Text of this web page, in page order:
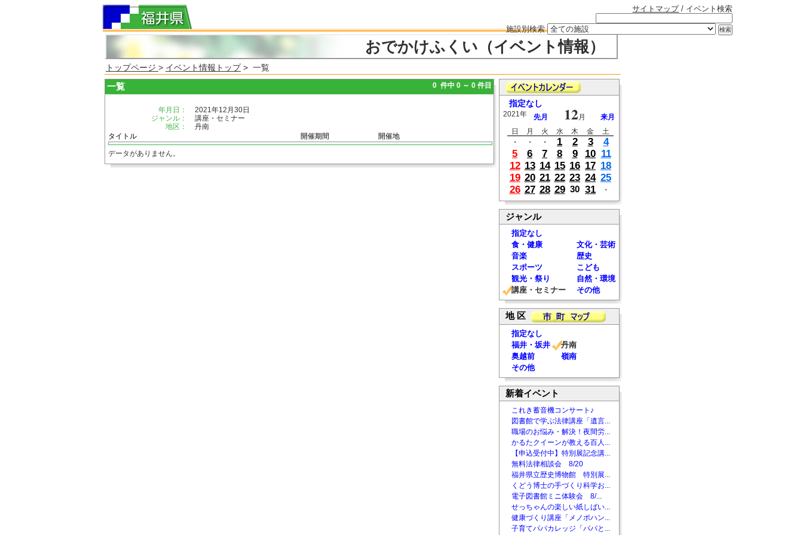
サイトマップ/ イベント検索
施設別検索
おでかけふくい（イベント情報）
トップページ > イベント情報トップ> 一覧
一覧 0 件中 0 ～ 0 件目
年月日：
2021年12月30日
ジャンル：
講座・セミナー
地区：
丹南
タイトル
開催期間 開催地
データがありません。
指定なし
2021年 先月 12月
来月
日
月 火 水 木 金
土
・
・ ・ 1 2 3
4
5
6 7 8 9 10 11
12 13 14 15 16 17 18
19 20 21 22 23 24 25
26 27 28 29 30 31 ・
ジャンル
指定なし
食・健康
文化・芸術
音楽
歴史
スポーツ
こども
観光・祭り
自然・環境
講座・セミナー
その他
地 区
指定なし
福井・坂井
丹南
奥越前
嶺南
その他
新着イベント
これき蓄音機コンサート♪
図書館で学ぶ法律講座「遺言...
職場のお悩み・解決！夜間労...
かるたクイーンが教える百人...
【申込受付中】特別展記念講...
無料法律相談会 8/20
福井県立歴史博物館 特別展...
くどう博士の手づくり科学お...
電子図書館ミニ体験会 8/...
せっちゃんの楽しい紙しばい...
健康づくり講座「メノポハン...
子育てパパカレッジ「パパと...